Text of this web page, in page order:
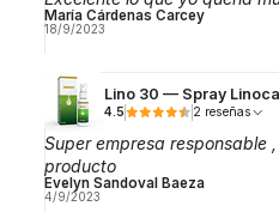
María Cárdenas Carcey
18/9/2023
Lino 30 — Spray
4.5 2 reseñas
Super empresa responsable
producto
Evelyn Sandoval Baeza
4/9/2023